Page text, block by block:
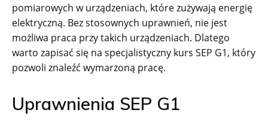
pomiarowych w urządzeniach, które zużywają energię
elektryczną. Bez stosownych uprawnień, nie jest
możliwa praca przy takich urządzeniach. Dlatego
warto zapisać się na specjalistyczny kurs SEP G1, który
pozwoli znaleźć wymarzoną pracę.
Uprawnienia SEP G1